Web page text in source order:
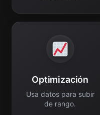
Optimización
Usa datos para subir
de rango.